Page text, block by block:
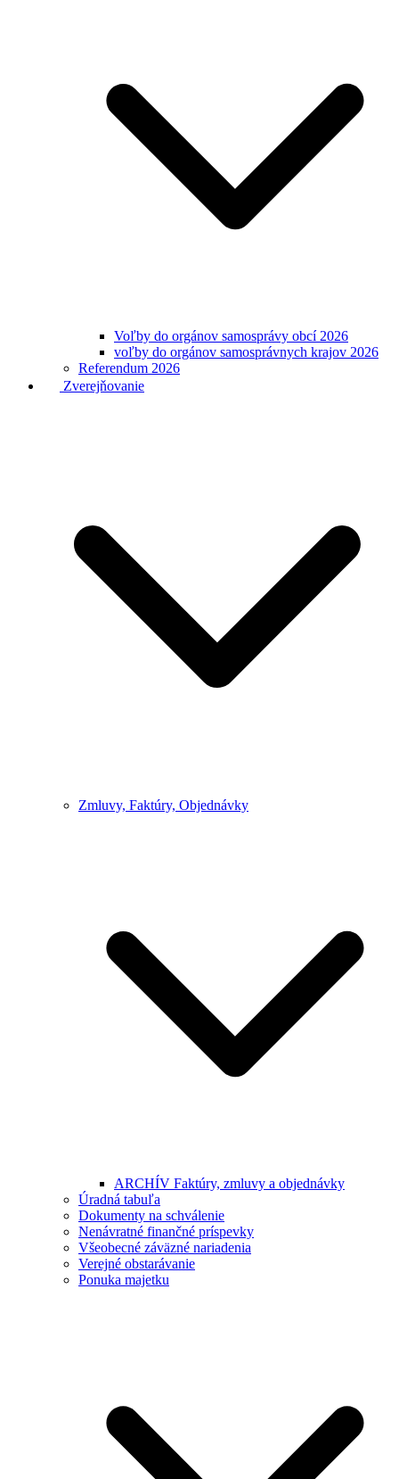
Voľby do orgánov samosprávy obcí 2026
voľby do orgánov samosprávnych krajov 2026
Referendum 2026
Zverejňovanie
Zmluvy, Faktúry, Objednávky
ARCHÍV Faktúry, zmluvy a objednávky
Úradná tabuľa
Dokumenty na schválenie
Nenávratné finančné príspevky
Všeobecné záväzné nariadenia
Verejné obstarávanie
Ponuka majetku